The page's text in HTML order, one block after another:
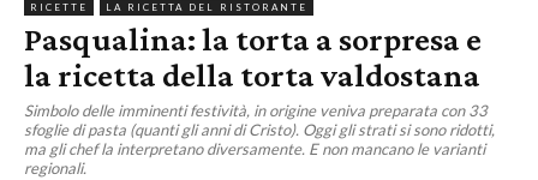
RICETTE LA RICETTA DEL RISTORANTE
Pasqualina: la torta a sorpresa e
la ricetta della torta valdostana
Simbolo delle imminenti festività, in origine veniva preparata con 33
sfoglie di pasta (quanti gli anni di Cristo). Oggi gli strati si sono ridotti,
ma gli chef la interpretano diversamente. E non mancano le varianti
regionali.